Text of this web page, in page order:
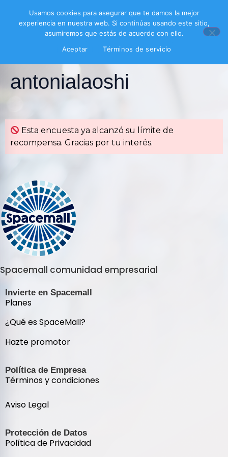
Encuesta
antonialaoshi
Esta encuesta ya alcanzó su límite de
recompensa. Gracias por tu interés.
Spacemall comunidad empresarial
Invierte en Spacemall
Planes
¿Qué es SpaceMall?
Hazte promotor
Política de Empresa
Términos y condiciones
Aviso Legal
Protección de Datos
Política de Privacidad
Usamos cookies para asegurar que te damos la mejor
experiencia en nuestra web. Si continúas usando este sitio,
asumiremos que estás de acuerdo con ello.
Aceptar
Términos de servicio